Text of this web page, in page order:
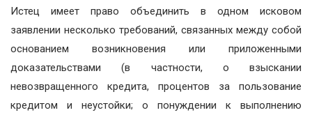
Истец имеет право объединить в одном исковом
заявлении несколько требований, связанных между собой
основанием возникновения или приложенными
доказательствами (в частности, о взыскании
невозвращенного кредита, процентов за пользование
кредитом и неустойки; о понуждении к выполнению